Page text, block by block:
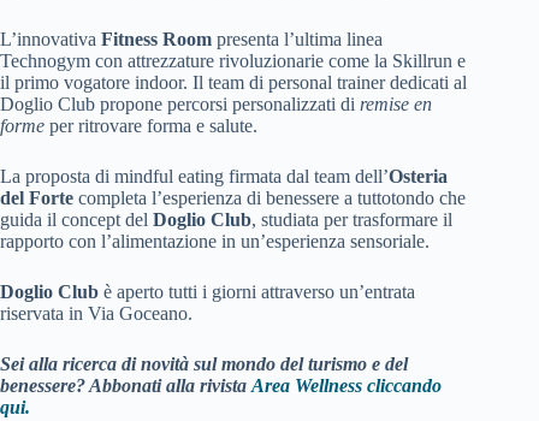
L’innovativa Fitness Room presenta l’ultima linea
Technogym con attrezzature rivoluzionarie come la Skillrun e
il primo vogatore indoor. Il team di personal trainer dedicati al
Doglio Club propone percorsi personalizzati di remise en
forme per ritrovare forma e salute.
La proposta di mindful eating firmata dal team dell’Osteria
del Forte completa l’esperienza di benessere a tuttotondo che
guida il concept del Doglio Club, studiata per trasformare il
rapporto con l’alimentazione in un’esperienza sensoriale.
Doglio Club è aperto tutti i giorni attraverso un’entrata
riservata in Via Goceano.
Sei alla ricerca di novità sul mondo del turismo e del
benessere? Abbonati alla rivista Area Wellness cliccando
qui.